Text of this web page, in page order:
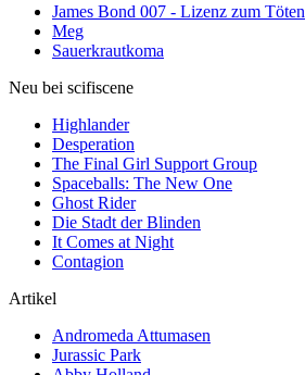
James Bond 007 - Lizenz zum Töten
Meg
Sauerkrautkoma
Neu bei scifiscene
Highlander
Desperation
The Final Girl Support Group
Spaceballs: The New One
Ghost Rider
Die Stadt der Blinden
It Comes at Night
Contagion
Artikel
Andromeda Attumasen
Jurassic Park